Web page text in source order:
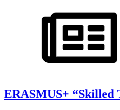
ERASMUS+ “Skilled